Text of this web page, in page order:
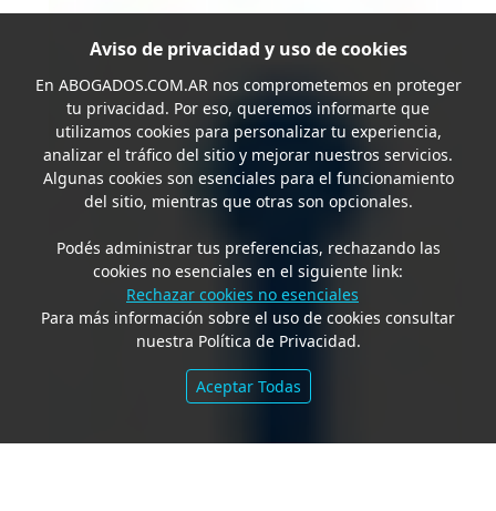
Aviso de privacidad y uso de cookies
En ABOGADOS.COM.ARnos comprometemos en proteger
tu privacidad. Por eso, queremos informarte que
utilizamos cookies para personalizar tu experiencia,
analizar el tráfico del sitio y mejorar nuestros servicios.
Algunas cookies son esenciales para el funcionamiento
del sitio, mientras que otras son opcionales.
Podés administrar tus preferencias, rechazando las
cookies no esenciales en el siguiente link:
Rechazar cookies no esenciales
Para más información sobre el uso de cookies consultar
nuestra Política de Privacidad.
Aceptar Todas